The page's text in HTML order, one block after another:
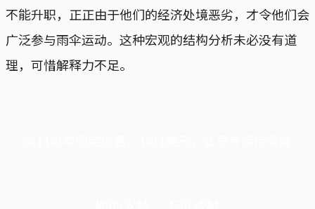
不能升职，正正由于他们的经济处境恶劣，才令他们会
广泛参与雨伞运动。这种宏观的结构分析未必没有道
理，可惜解释力不足。